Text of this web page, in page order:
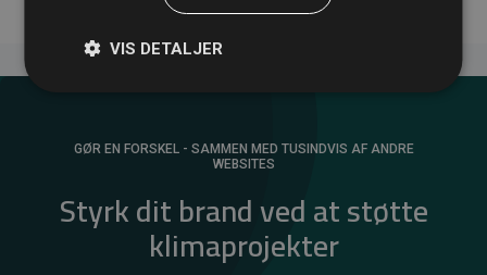
GØR EN FORSKEL - SAMMEN MED TUSINDVIS AF ANDRE
WEBSITES
Styrk dit brand ved at støtte
klimaprojekter
VIS DETALJER